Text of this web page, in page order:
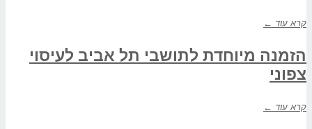
קרא עוד ←
הזמנה מיוחדת לתושבי תל אביב לעיסוי
צפוני
קרא עוד ←